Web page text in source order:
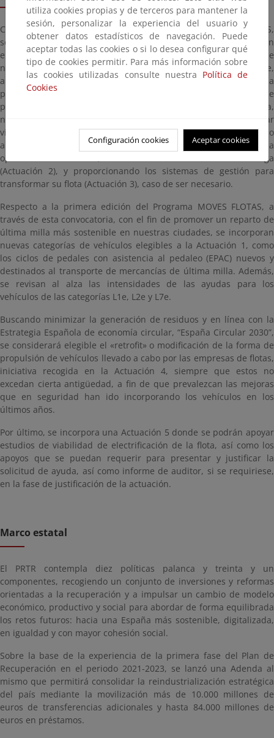
Con esta primera convocatoria del Programa MOVES FLOTAS PLUS,
se incentivarán proyectos de electrificación de flotas que operen
en más de una comunidad autónoma, pudiendo ser vehículos que
no estén fijados a un territorio de manera permanente,
ampliándose la tipología de vehículos elegibles respecto a la
primera edición. Se abre así una ventanilla única para este tipo de
proyectos que podrán, a través de una única solicitud de ayuda,
no sólo adquirir vehículos eléctricos sin necesidad de estar
vinculados a una única comunidad autónoma (Actuación 1), sino
al mismo tiempo, emprender una transformación integral de la
operativa de la flota, desarrollando soluciones de recarga
(Actuación 2), y proporcionando los sistemas de gestión para
transformar su flota (Actuación 3), caso de ser necesario.
Respecto a la primera edición del Programa MOVES FLOTAS, a
través de esta convocatoria, con el fin de promover un reparto de
última milla más sostenible en nuestras ciudades, se incorporan
nuevas categorías de vehículos elegibles a la Actuación 1, como
los ciclos de pedales con asistencia al pedaleo (EPAC) nuevos y
destinados al transporte de mercancías de última milla. Además,
se revisan al alza las intensidades de las ayudas para los
vehículos de las categorías L1e, L2e y L7e.
Buscando minimizar la generación de residuos y en línea con la
Estrategia Española de economía circular, “España Circular 2030”,
se considerará elegible el «retrofit» o modificación de la forma de
propulsión de vehículos llevado a cabo por las empresas de flotas,
iniciativa recogida en la Actuación 4, siempre que estos no
excedan cierta antigüedad, a fin de que prevalezcan las mejoras
que en seguridad han ido incorporando los vehículos en los
últimos años.
Por último, se incorpora una Actuación 5 donde se podrán apoyar
estudios de viabilidad de electrificación de la flota, así como los
apoyos que se puedan requerir para presentar y justificar la
solicitud de ayuda, así como informe de auditor, si se requiriese,
en la fase de justificación de la actuación.
Marco estatal
El PRTR contempla diez políticas palanca y treinta y un
componentes, recogiendo un conjunto de inversiones y reformas
orientadas a la recuperación y a impulsar un cambio de modelo
económico, productivo y social para abordar de forma equilibrada
los retos futuros: hacia una España más sostenible, digitalizada,
en igualdad y con mayor cohesión social.
Sobre la base de la experiencia de la primera fase del Plan de
Recuperación en el periodo 2021-2023, se lanzó una Adenda al
mismo que permitirá consolidar la reindustrialización estratégica
del país mediante la movilización más de 10.000 millones de
euros de transferencias adicionales y hasta 84.000 millones de
euros en préstamos.
utiliza cookies propias y de terceros para mantener la
sesión, personalizar la experiencia del usuario y
obtener datos estadísticos de navegación. Puede
aceptar todas las cookies o si lo desea configurar qué
tipo de cookies permitir. Para más información sobre
las cookies utilizadas consulte nuestra Política de
Cookies
Configuración cookies Aceptar cookies